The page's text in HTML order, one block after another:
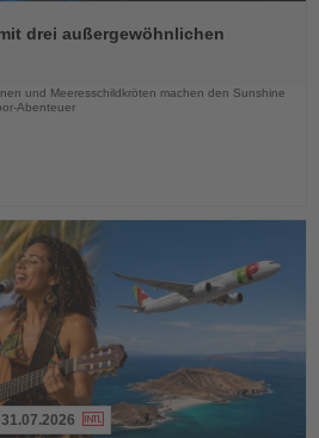
drei außergewöhnlichen
und Meeresschildkröten machen den Sunshine
Abenteuer
31.07.2026